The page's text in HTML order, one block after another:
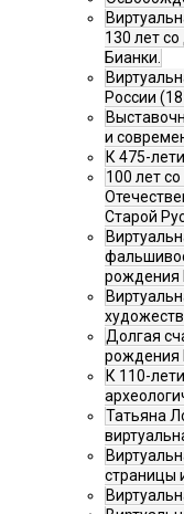
130 лет
Бианки.
России
и
К 475-
100 лет
Старой
рождения
Долгая
рождения
К 110-
Татьяна
страницы